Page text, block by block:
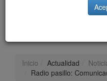
Inicio Actualidad
Radio pasillo: